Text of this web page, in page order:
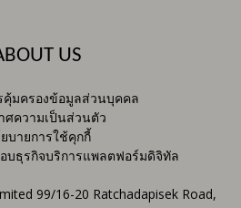
US
คุ้มครองข้อมูลส่วนบุคคล
ศความเป็นส่วนตัว
บายการใช้คุกกี้
บธุรกิจบริการแพลตฟอร์มดิจิทัล
99/16-20 Ratchadapisek Road,